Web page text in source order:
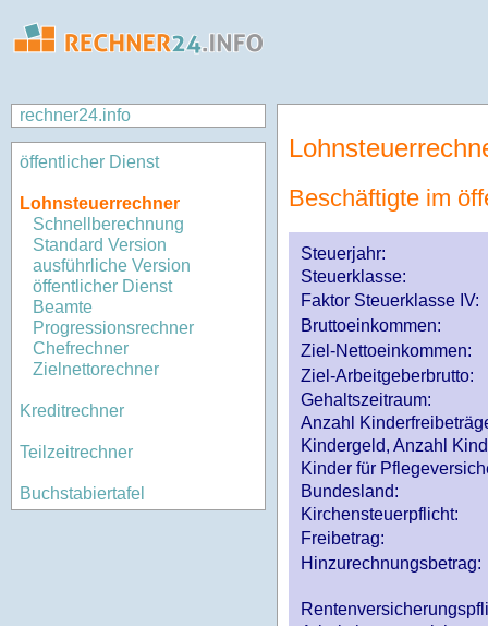
rechner24.info
öffentlicher Dienst
Lohnsteuerrechner
Schnellberechnung
Standard Version
ausführliche Version
öffentlicher Dienst
Beamte
Progressionsrechner
Chefrechner
Zielnettorechner
Kreditrechner
Teilzeitrechner
Buchstabiertafel
Beschäftigte im
Steuerjahr:
Steuerklasse:
Faktor Steuerklasse IV:
Bruttoeinkommen:
Ziel-Nettoeinkommen:
Ziel-Arbeitgeberbrutto:
Gehaltszeitraum:
Anzahl
Kindergeld, Anzahl
Kinder für
Bundesland:
Kirchensteuerpflicht:
Freibetrag:
Hinzurechnungsbetrag: